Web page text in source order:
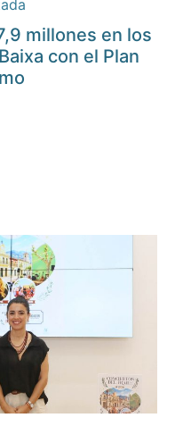
millones en los
con el Plan